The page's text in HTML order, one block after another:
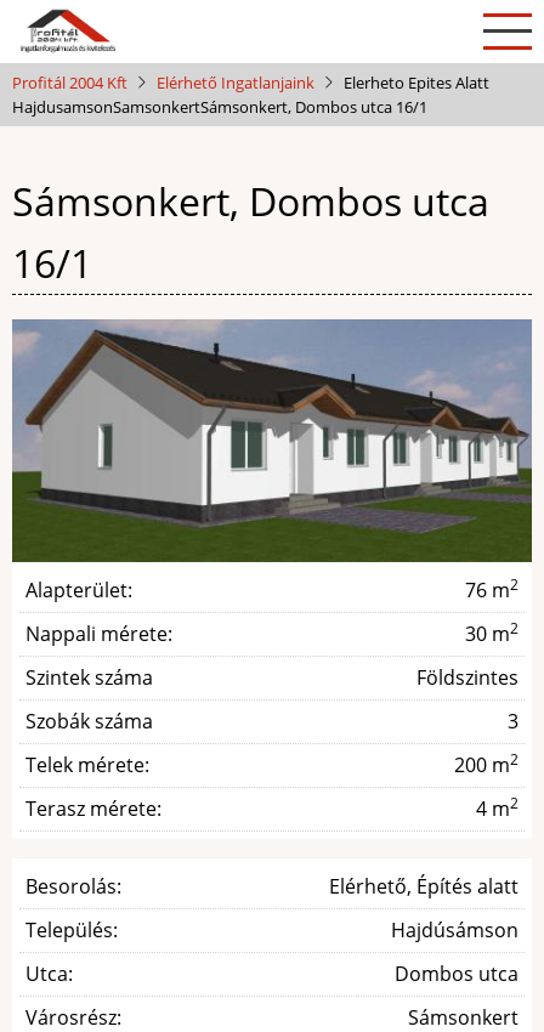
Ugrás
tartalomra
Profitál 2004 Kft Elérhető Ingatlanjaink
Elerheto Epites Alatt
HajdusamsonSamsonkertSámsonkert, Dombos utca 16/1
Sámsonkert, Dombos utca
16/1
Kép
Alapterület: 76 m2
Nappali mérete: 30 m2
Szintek száma
Földszintes
Szobák száma
3
Telek mérete:
200 m2
Terasz mérete: 4 m2
Besorolás:
Elérhető, Építés alatt
Település:
Hajdúsámson
Utca:
Dombos utca
Városrész:
Sámsonkert